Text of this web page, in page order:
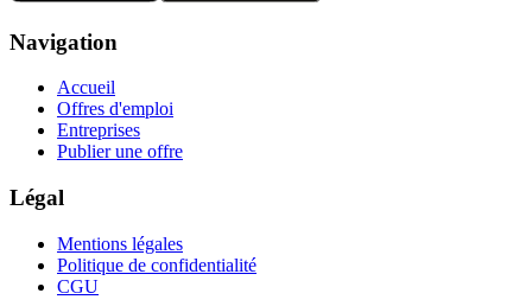
Navigation
Accueil
Offres d'emploi
Entreprises
Publier une offre
Légal
Mentions légales
Politique de confidentialité
CGU